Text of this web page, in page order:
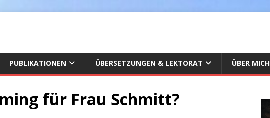
PUBLIKATIONEN ÜBERSETZUNGEN & LEKTORAT ÜBER MICH
für Frau Schmitt?